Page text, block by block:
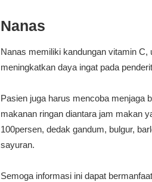
Nanas
Nanas memiliki kandungan vitamin C,
meningkatkan daya ingat pada
Pasien juga harus mencoba menjaga
makanan ringan diantara jam makan
100persen, dedak gandum, bulgur,
sayuran.
Semoga informasi ini dapat